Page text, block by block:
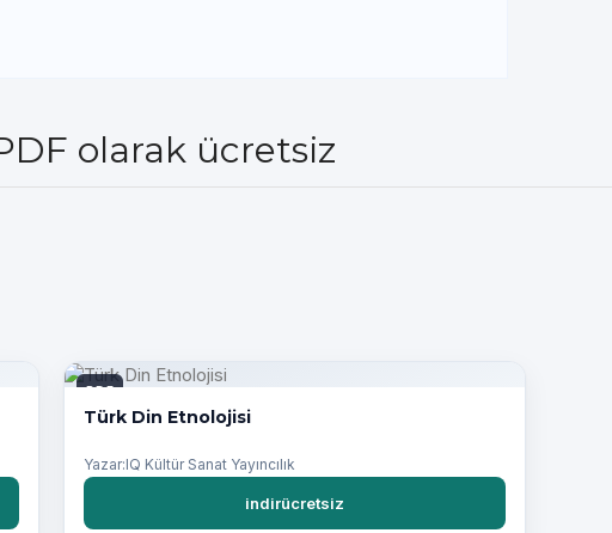
olarak ücretsiz
PDF
Türk Din Etnolojisi
Yazar:IQ Kültür Sanat Yayıncılık
indirücretsiz